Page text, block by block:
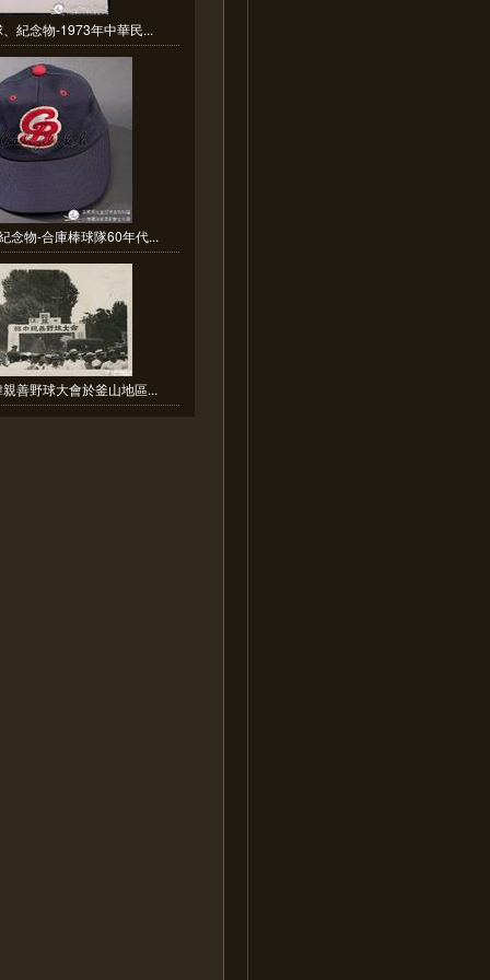
紀念物-1973年中華民...
念物-合庫棒球隊60年代...
善野球大會於釜山地區...